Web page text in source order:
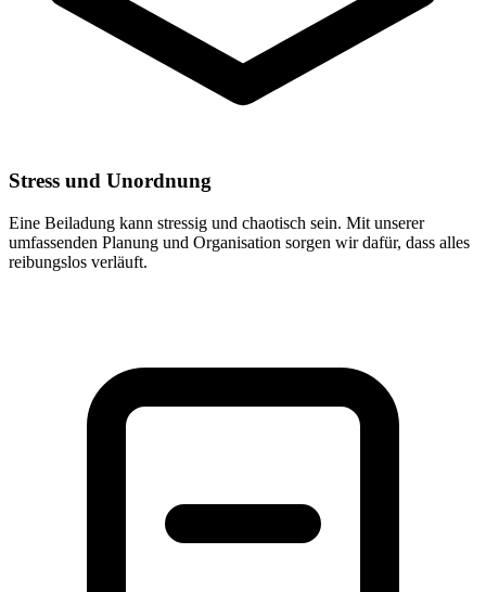
Stress und Unordnung
Eine Beiladung kann stressig und chaotisch sein. Mit unserer
umfassenden Planung und Organisation sorgen wir dafür, dass alles
reibungslos verläuft.